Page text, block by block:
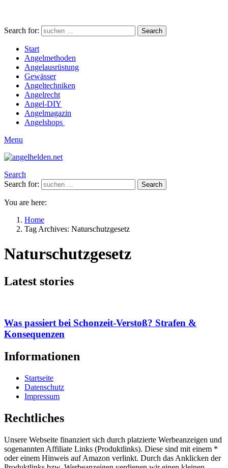
Search for: Search
Start
Angelmethoden
Angelausrüstung
Gewässer
Angeltechniken
Angelrecht
Angel-DIY
Angelmagazin
Angelshops
Menu
Search
Search for:
Search
You are here:
Home
Tag Archives: Naturschutzgesetz
Naturschutzgesetz
Latest stories
Was passiert bei Schonzeit-Verstoß? Strafen &
Konsequenzen
Informationen
Startseite
Datenschutz
Impressum
Rechtliches
Unsere Webseite finanziert sich durch platzierte Werbeanzeigen und
sogenannten Affiliate Links (Produktlinks). Diese sind mit einem *
oder einem Hinweis auf Amazon verlinkt. Durch das Anklicken der